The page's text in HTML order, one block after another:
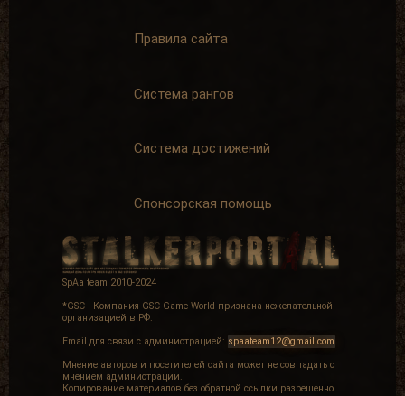
Правила сайта
Система рангов
Система достижений
Спонсорская помощь
SpAa team 2010-2024
*GSC - Компания GSC Game World признана нежелательной
организацией в РФ.
Email для связи с администрацией: spaateam12@gmail.com
Мнение авторов и посетителей сайта может не совпадать с
мнением администрации.
Копирование материалов без обратной ссылки разрешенно.